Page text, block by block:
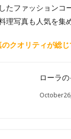
たファッションコ
理写真も人気を集
のクオリティが総
ローラ